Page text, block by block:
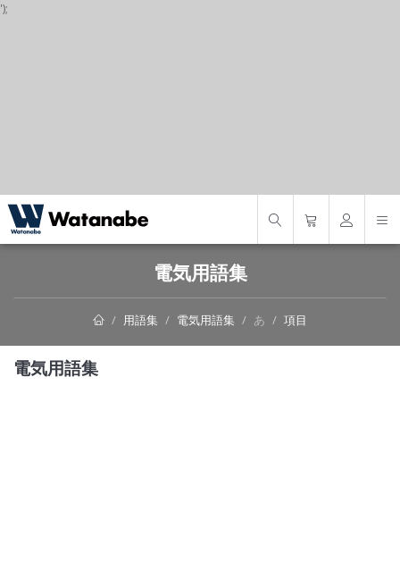
');
電気用語集
用語集 電気用語集 あ 項目
電気用語集